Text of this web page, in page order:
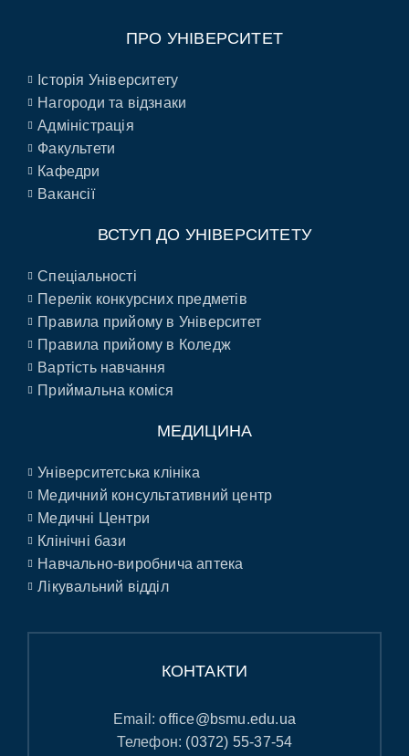
ПРО УНІВЕРСИТЕТ
Історія Університету
Нагороди та відзнаки
Адміністрація
Факультети
Кафедри
Вакансії
ВСТУП ДО УНІВЕРСИТЕТУ
Спеціальності
Перелік конкурсних предметів
Правила прийому в Університет
Правила прийому в Коледж
Вартість навчання
Приймальна коміся
МЕДИЦИНА
Університетська клініка
Медичний консультативний центр
Медичні Центри
Клінічні бази
Навчально-виробнича аптека
Лікувальний відділ
КОНТАКТИ
Email:office@bsmu.edu.ua
Телефон: (0372) 55-37-54